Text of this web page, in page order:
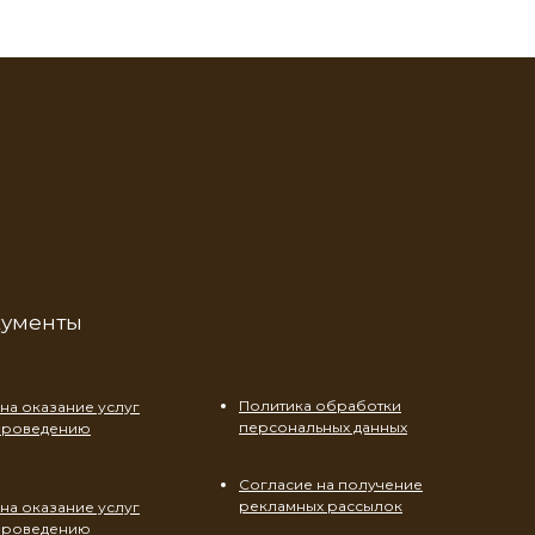
Политика обработки
персональных данных
Согласие на получение
рекламных рассылок
оказание услуг
оказание услуг